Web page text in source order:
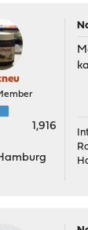
1,916